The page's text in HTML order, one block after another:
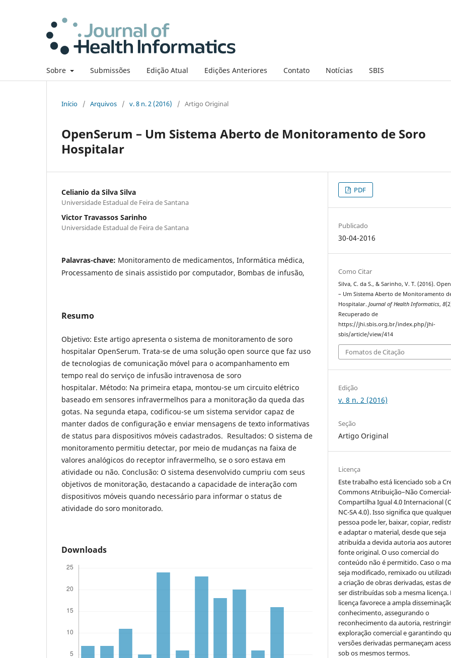
Sobre Submissões Edição Atual Edições Anteriores Contato Notícias SBIS
Início / Arquivos / v. 8 n. 2 (2016) / Artigo Original
OpenSerum – Um Sistema Aberto de Monitoramento de Soro
Hospitalar
Celianio da Silva Silva
Universidade Estadual de Feira de Santana
Victor Travassos Sarinho
Universidade Estadual de Feira de Santana
Palavras-chave: Monitoramento de medicamentos, Informática médica,
Processamento de sinais assistido por computador, Bombas de infusão,
Resumo
Objetivo: Este artigo apresenta o sistema de monitoramento de soro
hospitalar OpenSerum. Trata-se de uma solução open source que faz uso
de tecnologias de comunicação móvel para o acompanhamento em
tempo real do serviço de infusão intravenosa de soro
hospitalar. Método: Na primeira etapa, montou-se um circuito elétrico
baseado em sensores infravermelhos para a monitoração da queda das
gotas. Na segunda etapa, codificou-se um sistema servidor capaz de
manter dados de configuração e enviar mensagens de texto informativas
de status para dispositivos móveis cadastrados. Resultados: O sistema de
monitoramento permitiu detectar, por meio de mudanças na faixa de
valores analógicos do receptor infravermelho, se o soro estava em
atividade ou não. Conclusão: O sistema desenvolvido cumpriu com seus
objetivos de monitoração, destacando a capacidade de interação com
dispositivos móveis quando necessário para informar o status de
atividade do soro monitorado.
Downloads
PDF
Publicado
30-04-2016
Como Citar
Silva, C. da S., & Sarinho, V. T. (2016).
– Um Sistema Aberto de Monitoramento
Hospitalar.Journal of Health Informatics,8
Recuperado de
https://jhi.sbis.org.br/index.php/jhi-
sbis/article/view/414
Fomatos de Citação
Edição
v. 8 n. 2 (2016)
Seção
Artigo Original
Licença
Este trabalho está licenciado sob a
Commons Atribuição–Não
Compartilha Igual 4.0 Internacional
NC-SA 4.0). Isso significa que
pessoa pode ler, baixar, copiar,
e adaptar o material, desde que seja
atribuída a devida autoria aos
fonte original. O uso comercial do
conteúdo não é permitido. Caso o
seja modificado, remixado ou
a criação de obras derivadas, estas
ser distribuídas sob a mesma licença.
licença favorece a ampla
conhecimento, assegurando o
reconhecimento da autoria,
exploração comercial e garantindo
versões derivadas permaneçam
sob os mesmos termos.